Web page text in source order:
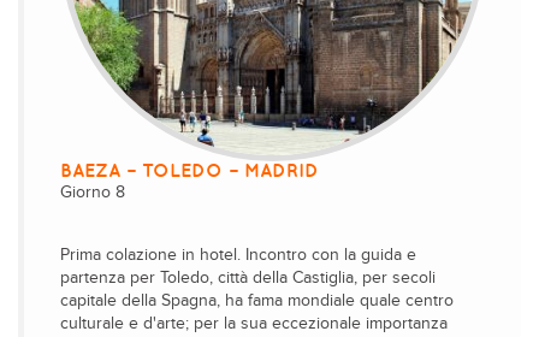
BAEZA – TOLEDO – MADRID
Giorno 8
Prima colazione in hotel. Incontro con la guida e
partenza per Toledo, città della Castiglia, per secoli
capitale della Spagna, ha fama mondiale quale centro
culturale e d'arte; per la sua eccezionale importanza